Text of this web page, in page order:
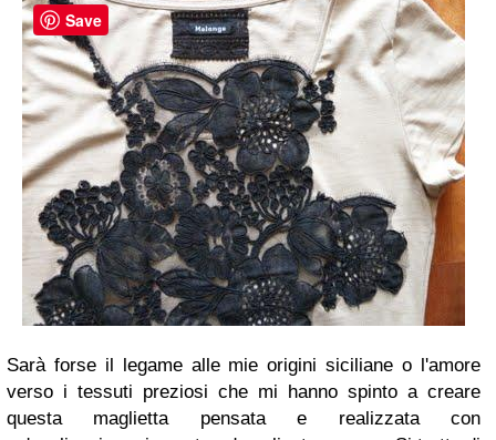
Sarà forse il legame alle mie origini siciliane o l'amore
verso i tessuti preziosi che mi hanno spinto a creare
questa maglietta pensata e realizzata con
Save